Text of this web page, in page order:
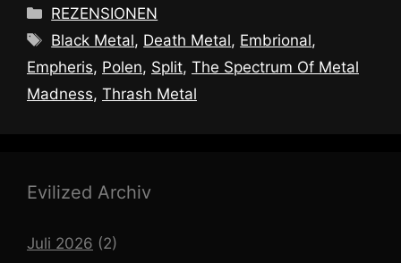
Kategorien
REZENSIONEN
Schlagwörter
Black Metal, Death Metal, Embrional,
Empheris, Polen, Split, The Spectrum Of Metal
Madness, Thrash Metal
Evilized Archiv
Juli 2026 (2)